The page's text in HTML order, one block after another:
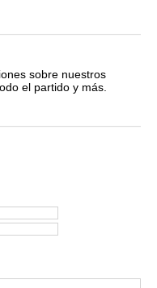
sobre nuestros
el partido y más.